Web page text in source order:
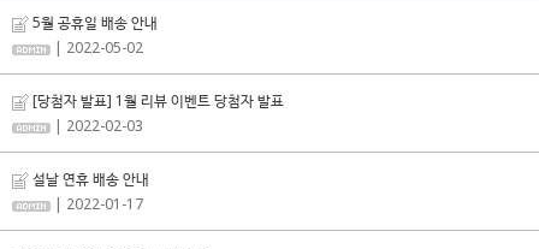
5월 공휴일 배송 안내
| 2022-05-02
[당첨자 발표] 1월 리뷰 이벤트 당첨자 발표
| 2022-02-03
설날 연휴 배송 안내
| 2022-01-17